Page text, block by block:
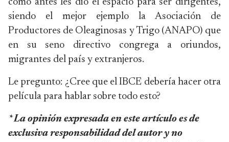
como antes les dio el espacio para ser dirigentes,
siendo el mejor ejemplo la Asociación de
Productores de Oleaginosas y Trigo (ANAPO) que
en su seno directivo congrega a oriundos,
migrantes del país y extranjeros.
Le pregunto: ¿Cree que el IBCE debería hacer otra
película para hablar sobre todo esto?
* La opinión expresada en este artículo es de
exclusiva responsabilidad del autor y no